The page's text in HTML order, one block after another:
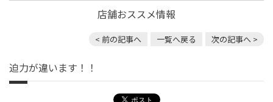
店舗おススメ情報
< 前の記事へ 一覧へ戻る 次の記事へ >
迫力が違います！！